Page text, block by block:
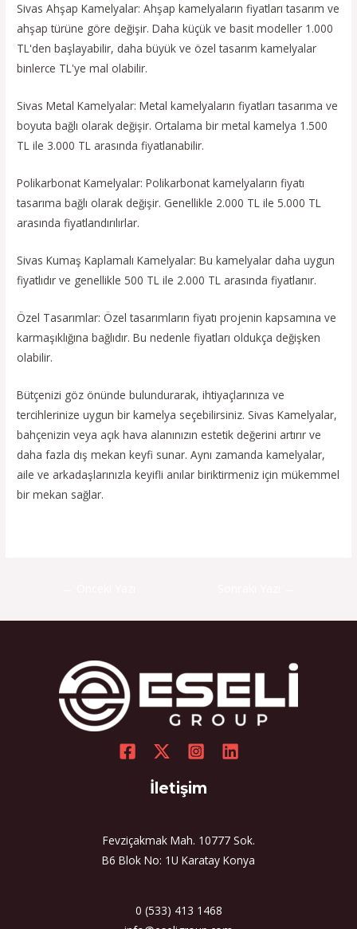
Sivas Ahşap Kamelyalar: Ahşap kamelyaların fiyatları tasarım ve
ahşap türüne göre değişir. Daha küçük ve basit modeller 1.000
TL'den başlayabilir, daha büyük ve özel tasarım kamelyalar
binlerce TL'ye mal olabilir.
Sivas Metal Kamelyalar: Metal kamelyaların fiyatları tasarıma ve
boyuta bağlı olarak değişir. Ortalama bir metal kamelya 1.500
TL ile 3.000 TL arasında fiyatlanabilir.
Polikarbonat Kamelyalar: Polikarbonat kamelyaların fiyatı
tasarıma bağlı olarak değişir. Genellikle 2.000 TL ile 5.000 TL
arasında fiyatlandırılırlar.
Sivas Kumaş Kaplamalı Kamelyalar: Bu kamelyalar daha uygun
fiyatlıdır ve genellikle 500 TL ile 2.000 TL arasında fiyatlanır.
Özel Tasarımlar: Özel tasarımların fiyatı projenin kapsamına ve
karmaşıklığına bağlıdır. Bu nedenle fiyatları oldukça değişken
olabilir.
Bütçenizi göz önünde bulundurarak, ihtiyaçlarınıza ve
tercihlerinize uygun bir kamelya seçebilirsiniz. Sivas Kamelyalar,
bahçenizin veya açık hava alanınızın estetik değerini artırır ve
daha fazla dış mekan keyfi sunar. Aynı zamanda kamelyalar,
aile ve arkadaşlarınızla keyifli anılar biriktirmeniz için mükemmel
bir mekan sağlar.
İletişim
Fevziçakmak Mah. 10777 Sok.
B6 Blok No: 1U Karatay Konya
0 (533) 413 1468